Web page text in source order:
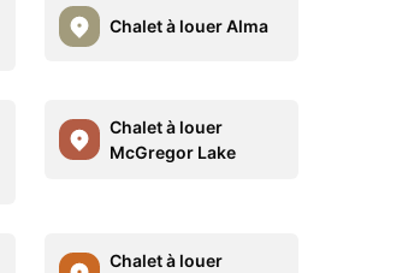
Chalet à louer Alma
Chalet à louer
McGregor Lake
Chalet à louer